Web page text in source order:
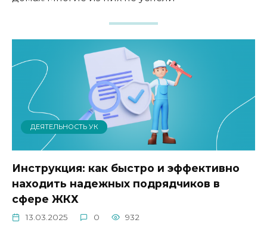
ДЕЯТЕЛЬНОСТЬ УК
Инструкция: как быстро и эффективно
находить надежных подрядчиков в
сфере ЖКХ
13.03.2025 0 932